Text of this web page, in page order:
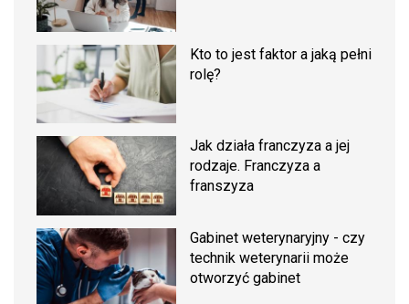
Kto to jest faktor a jaką pełni
rolę?
Jak działa franczyza a jej
rodzaje. Franczyza a
franszyza
Gabinet weterynaryjny - czy
technik weterynarii może
otworzyć gabinet